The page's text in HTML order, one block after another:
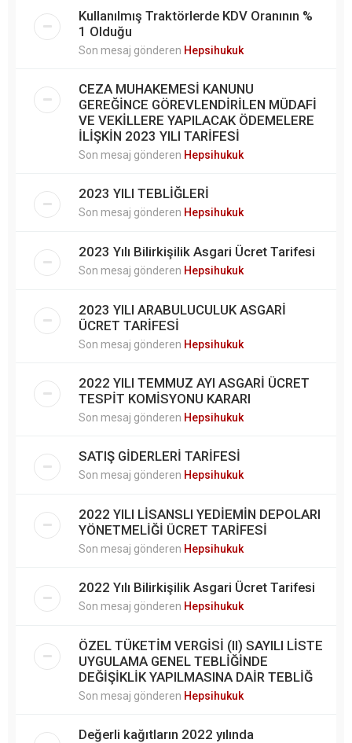
Kullanılmış Traktörlerde KDV Oranının %
1 Olduğu
Son mesaj gönderen Hepsihukuk
CEZA MUHAKEMESİ KANUNU
GEREĞİNCE GÖREVLENDİRİLEN MÜDAFİ
VE VEKİLLERE YAPILACAK ÖDEMELERE
İLİŞKİN 2023 YILI TARİFESİ
Son mesaj gönderen Hepsihukuk
2023 YILI TEBLİĞLERİ
Son mesaj gönderen Hepsihukuk
2023 Yılı Bilirkişilik Asgari Ücret Tarifesi
Son mesaj gönderen Hepsihukuk
2023 YILI ARABULUCULUK ASGARİ
ÜCRET TARİFESİ
Son mesaj gönderen Hepsihukuk
2022 YILI TEMMUZ AYI ASGARİ ÜCRET
TESPİT KOMİSYONU KARARI
Son mesaj gönderen Hepsihukuk
SATIŞ GİDERLERİ TARİFESİ
Son mesaj gönderen Hepsihukuk
2022 YILI LİSANSLI YEDİEMİN DEPOLARI
YÖNETMELİĞİ ÜCRET TARİFESİ
Son mesaj gönderen Hepsihukuk
2022 Yılı Bilirkişilik Asgari Ücret Tarifesi
Son mesaj gönderen Hepsihukuk
ÖZEL TÜKETİM VERGİSİ (II) SAYILI LİSTE
UYGULAMA GENEL TEBLİĞİNDE
DEĞİŞİKLİK YAPILMASINA DAİR TEBLİĞ
Son mesaj gönderen Hepsihukuk
Değerli kağıtların 2022 yılında